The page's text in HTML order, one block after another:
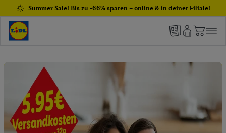
Summer Sale! Bis zu -66% sparen – online & in deiner Filiale!